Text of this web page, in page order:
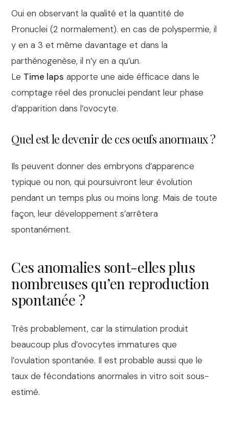
Oui en observant la qualité et la quantité de
Pronuclei (2 normalement). en cas de polyspermie, il
y en a 3 et même davantage et dans la
parthénogenèse, il n’y en a qu’un.
Le Time laps apporte une aide éfficace dans le
comptage réel des pronuclei pendant leur phase
d’apparition dans l’ovocyte.
Quel est le devenir de ces oeufs anormaux ?
Ils peuvent donner des embryons d’apparence
typique ou non, qui poursuivront leur évolution
pendant un temps plus ou moins long. Mais de toute
façon, leur développement s’arrêtera
spontanément.
Ces anomalies sont-elles plus
nombreuses qu’en reproduction
spontanée ?
Très probablement, car la stimulation produit
beaucoup plus d’ovocytes immatures que
l’ovulation spontanée. Il est probable aussi que le
taux de fécondations anormales in vitro soit sous-
estimé.